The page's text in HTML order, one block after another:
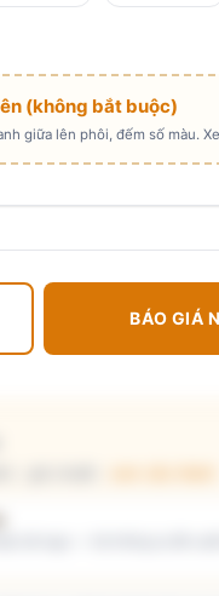
(không bắt buộc)
giữa lên phôi, đếm số màu.
BÁO GIÁ